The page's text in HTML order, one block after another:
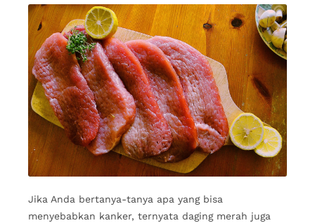
Jika Anda bertanya-tanya apa yang bisa
menyebabkan kanker, ternyata daging merah juga